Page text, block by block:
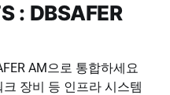
: DBSAFER
AM으로 통합하세요
장비 등 인프라 시스템